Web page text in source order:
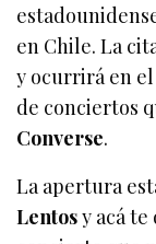
en Chile. La
y ocurrirá en
de conciertos
Converse.
La apertura
Lentosy acá te